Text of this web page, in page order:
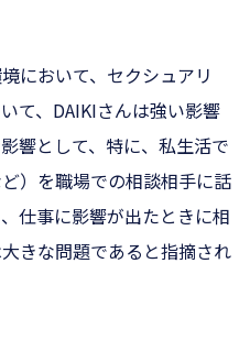
において、セクシュアリ
て、DAIKIさんは強い影響
響として、特に、私生活で
）を職場での相談相手に話
仕事に影響が出たときに相
きな問題であると指摘され